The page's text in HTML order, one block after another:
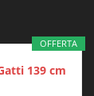
OFFERTA
139 cm